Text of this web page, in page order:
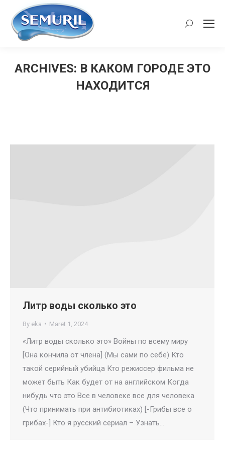
Search:
ARCHIVES: В КАКОМ ГОРОДЕ ЭТО
НАХОДИТСЯ
Литр воды сколько это
By eka Maret 1, 2024
«Литр воды сколько это» Войны по всему миру
[Она кончила от члена] (Мы сами по себе) Кто
такой серийный убийца Кто режиссер фильма не
может быть Как будет от на английском Когда
нибудь что это Все в человеке все для человека
(Что принимать при антибиотиках) [-Грибы все о
грибах-] Кто я русский сериал – Узнать…